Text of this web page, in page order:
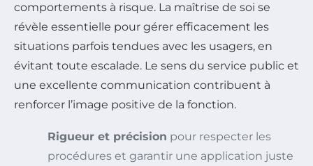
comportements à risque. La maîtrise de soi se
révèle essentielle pour gérer efficacement les
situations parfois tendues avec les usagers, en
évitant toute escalade. Le sens du service public et
une excellente communication contribuent à
renforcer l’image positive de la fonction.
Rigueur et précision pour respecter les
procédures et garantir une application juste